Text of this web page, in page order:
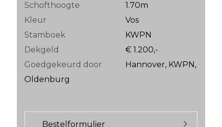
Schofthoogte
1.70m
Kleur
Vos
Stamboek
KWPN
Dekgeld
€ 1.200,-
Goedgekeurd door
Hannover, KWPN,
Oldenburg
Bestelformulier